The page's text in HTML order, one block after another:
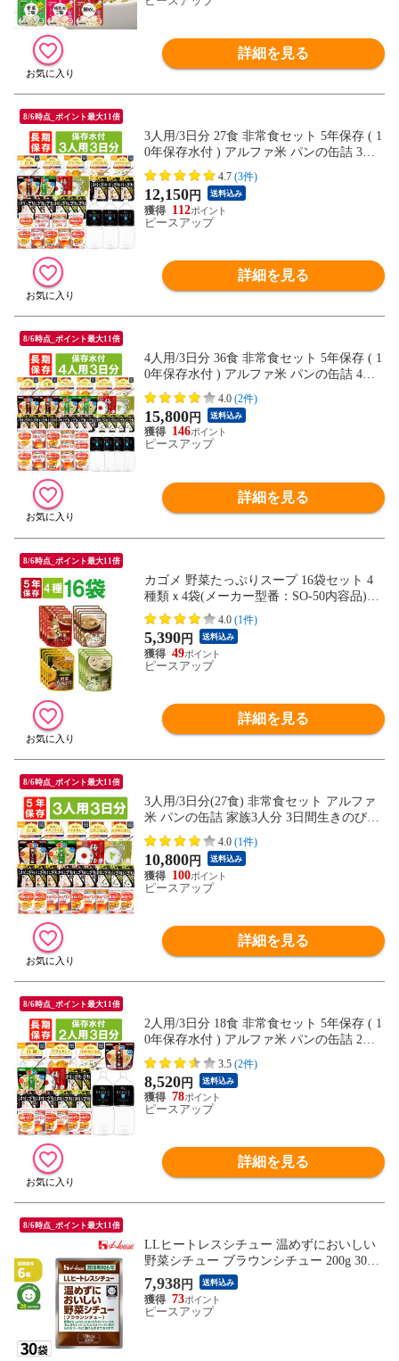
詳細を見る
8/6時点_ポイント最大11倍
3人用/3日分 27食 非常食セット 5年保存 ( 1
0年保存水付 ) アルファ米 パンの缶詰 3人
分 3日間 生きのびる 防災食 防災 食品 保存
水 長期保存 携帯おにぎり ご飯 お米 保存
食セット 防災セット 防災グッズ 災害備蓄
用パン
4.7 (3件)
12,150円 送料込み
112
ピースアップ
詳細を見る
8/6時点_ポイント最大11倍
4人用/3日分 36食 非常食セット 5年保存 ( 1
0年保存水付 ) アルファ米 パンの缶詰 4人
分 3日間 生きのびる 防災食 防災 食品 保存
水 長期保存 携帯おにぎり ご飯 お米 保存
食セット 防災セット 防災グッズ 災害備蓄
用パン
4.0 (2件)
15,800円 送料込み
146
ピースアップ
詳細を見る
8/6時点_ポイント最大11倍
カゴメ 野菜たっぷりスープ 16袋セット 4
種類ｘ4袋(メーカー型番：SO-50内容品)備
蓄食品 野菜の保存食 KAGOME 常温でもお
いしい KAGOME (非常食 セット 保存食 セ
ット 防災セット 防災食 非常用 備蓄
4.0 (1件)
5,390円 送料込み
49
ピースアップ
詳細を見る
8/6時点_ポイント最大11倍
3人用/3日分(27食) 非常食セット アルファ
米 パンの缶詰 家族3人分 3日間生きのびる
防災食 防災 食品 尾西 携帯おにぎり サタ
ケ 安心米 保存食セット 防災セット 防災グ
ッズ 災害備蓄用パン 生命のパン 防災用
4.0 (1件)
10,800円 送料込み
100
ピースアップ
詳細を見る
8/6時点_ポイント最大11倍
2人用/3日分 18食 非常食セット 5年保存 ( 1
0年保存水付 ) アルファ米 パンの缶詰 2人
分 3日間 生きのびる 防災食 防災 食品 保存
水 長期保存 携帯おにぎり ご飯 お米 保存
食セット 防災セット 防災グッズ 災害備蓄
用パン
3.5 (2件)
8,520円 送料込み
78
ピースアップ
詳細を見る
8/6時点_ポイント最大11倍
LLヒートレスシチュー 温めずにおいしい
野菜シチュー ブラウンシチュー 200g 30袋/
箱 レトルトシチュー 非常食 6年保存 防災
食 備蓄品 防災用品 非常用 まとめ買い 非
常食セット 常温保存 ハウス食品
7,938円 送料込み
73
ピースアップ